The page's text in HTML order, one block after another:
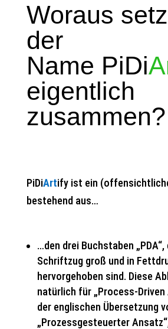
Woraus
der
Name PiDi
eigentlich
zusammen?
PiDiArtify ist ein
bestehend aus…
…den drei Buchstaben „PDA“,
Schriftzug groß und in
hervorgehoben sind. Diese
natürlich für „Process-Driven
der englischen Übersetzung
„Prozessgesteuerter